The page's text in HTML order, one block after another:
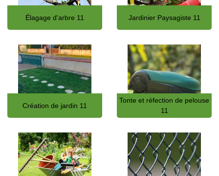
Élagage d'arbre 11 Jardinier Paysagiste 11
Création de jardin 11
Tonte et réfection de pelouse
11